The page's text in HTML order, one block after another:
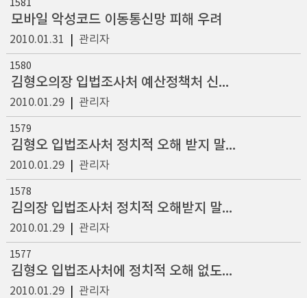
1581
모바일 악성코드 이동통신망 피해 우려
2010.01.31 관리자
1580
김형오의장 입법조사처 예산정책처 신년업무보고 받아
2010.01.29| 관리자
1579
김형오 입법조사처 정치적 오해 받지 말아야
2010.01.29| 관리자
1578
김의장 입법조사처 정치적 오해받지 말아야
2010.01.29| 관리자
1577
김형오 입법조사처에 정치적 오해 없도록 신중 충고
2010.01.29| 관리자